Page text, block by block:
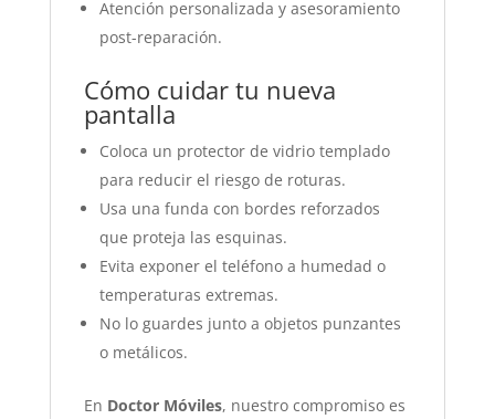
Atención personalizada y asesoramiento
post-reparación.
Cómo cuidar tu nueva
pantalla
Coloca un protector de vidrio templado
para reducir el riesgo de roturas.
Usa una funda con bordes reforzados
que proteja las esquinas.
Evita exponer el teléfono a humedad o
temperaturas extremas.
No lo guardes junto a objetos punzantes
o metálicos.
En Doctor Móviles, nuestro compromiso es